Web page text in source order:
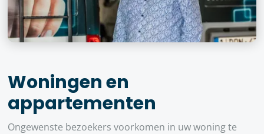
Woningen en
appartementen
Ongewenste bezoekers voorkomen in uw woning te